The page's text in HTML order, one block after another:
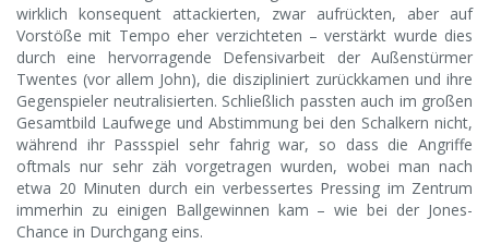
wirklich konsequent attackierten, zwar aufrückten, aber auf
Vorstöße mit Tempo eher verzichteten – verstärkt wurde dies
durch eine hervorragende Defensivarbeit der Außenstürmer
Twentes (vor allem John), die diszipliniert zurückkamen und ihre
Gegenspieler neutralisierten. Schließlich passten auch im großen
Gesamtbild Laufwege und Abstimmung bei den Schalkern nicht,
während ihr Passspiel sehr fahrig war, so dass die Angriffe
oftmals nur sehr zäh vorgetragen wurden, wobei man nach
etwa 20 Minuten durch ein verbessertes Pressing im Zentrum
immerhin zu einigen Ballgewinnen kam – wie bei der Jones-
Chance in Durchgang eins.